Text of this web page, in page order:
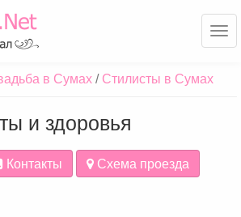
в Сумах Стилисты в Сумах
и здоровья
Контакты
Схема проезда